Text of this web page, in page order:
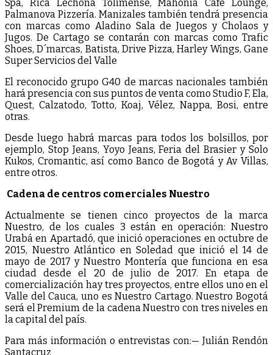
Spa, Rica Lechona Tolimense, Mahonia Café Lounge,
Palmanova Pizzería. Manizales también tendrá presencia
con marcas como Aladino Sala de Juegos y Cholaos y
Jugos. De Cartago se contarán con marcas como Trafic
Shoes, D´marcas, Batista, Drive Pizza, Harley Wings, Gane
Super Servicios del Valle
El reconocido grupo G40 de marcas nacionales también
hará presencia con sus puntos de venta como Studio F, Ela,
Quest, Calzatodo, Totto, Koaj, Vélez, Nappa, Bosi, entre
otras.
Desde luego habrá marcas para todos los bolsillos, por
ejemplo, Stop Jeans, Yoyo Jeans, Feria del Brasier y Solo
Kukos, Cromantic, así como Banco de Bogotá y Av Villas,
entre otros.
Cadena de centros comerciales Nuestro
Actualmente se tienen cinco proyectos de la marca
Nuestro, de los cuales 3 están en operación: Nuestro
Urabá en Apartadó, que inició operaciones en octubre de
2015, Nuestro Atlántico en Soledad que inició el 14 de
mayo de 2017 y Nuestro Montería que funciona en esa
ciudad desde el 20 de julio de 2017. En etapa de
comercialización hay tres proyectos, entre ellos uno en el
Valle del Cauca, uno es Nuestro Cartago. Nuestro Bogotá
será el Premium de la cadena Nuestro con tres niveles en
la capital del país.
Para más información o entrevistas con:— Julián Rendón
Santacruz